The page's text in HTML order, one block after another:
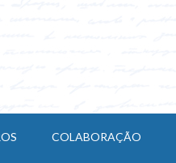
COLABORAÇÃO